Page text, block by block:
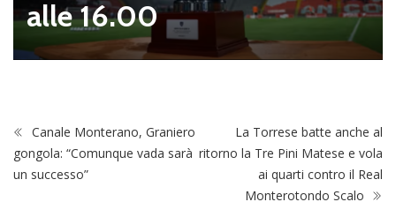
Monterotondo Scalo